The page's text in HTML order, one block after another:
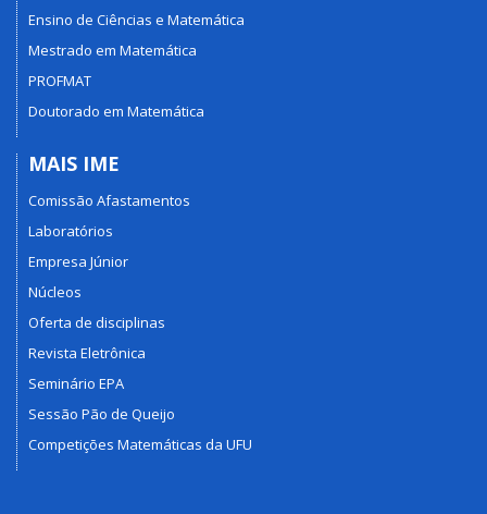
Ensino de Ciências e Matemática
Mestrado em Matemática
PROFMAT
Doutorado em Matemática
MAIS IME
Comissão Afastamentos
Laboratórios
Empresa Júnior
Núcleos
Oferta de disciplinas
Revista Eletrônica
Seminário EPA
Sessão Pão de Queijo
Competições Matemáticas da UFU